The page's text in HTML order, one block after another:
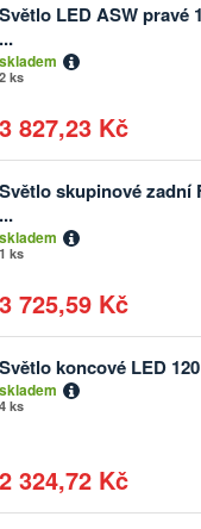
Světlo LED ASW pravé
...
skladem
2 ks
3 827,23 Kč
Počet
Světlo skupinové zadní
...
skladem
1 ks
3 725,59 Kč
Počet
Světlo koncové LED
skladem
4 ks
2 324,72 Kč
Počet
kusů